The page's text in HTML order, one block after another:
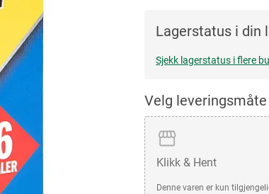
Lagerstatus i din
Sjekk lagerstatus i flere
Velg leveringsmåte
Klikk & Hent
Denne varen er kun